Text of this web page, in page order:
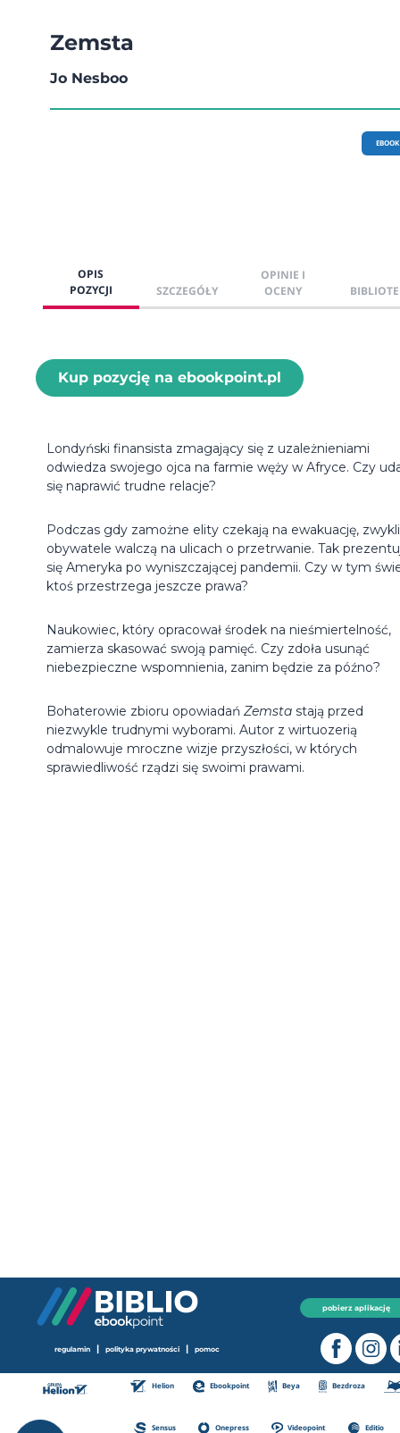
Zemsta
Jo Nesboo
EBOOK
OPIS
POZYCJI
SZCZEGÓŁY
OPINIE I
OCENY
Kup pozycję na ebookpoint.pl
Londyński finansista zmagający się z uzależnieniami
odwiedza swojego ojca na farmie węży w Afryce. Czy
się naprawić trudne relacje?
Podczas gdy zamożne elity czekają na ewakuację, zwykli
obywatele walczą na ulicach o przetrwanie. Tak
się Ameryka po wyniszczającej pandemii. Czy w tym
ktoś przestrzega jeszcze prawa?
Naukowiec, który opracował środek na nieśmiertelność,
zamierza skasować swoją pamięć. Czy zdoła usunąć
niebezpieczne wspomnienia, zanim będzie za późno?
Bohaterowie zbioru opowiadań Zemsta stają przed
niezwykle trudnymi wyborami. Autor z wirtuozerią
odmalowuje mroczne wizje przyszłości, w których
sprawiedliwość rządzi się swoimi prawami.
pobierz aplikację
regulamin | polityka prywatności | pomoc
Helion Ebookpoint Beya Bezdroza
Sensus Onepress Videopoint Editio